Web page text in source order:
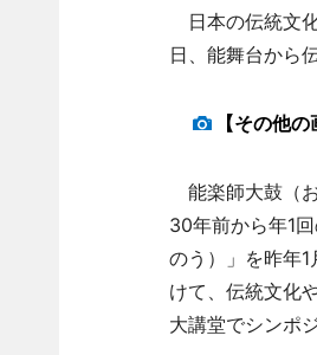
日本の伝統文
日、能舞台から
【その他
能楽師大鼓（
30年前から年1
のう）」を昨年
けて、伝統文化
大講堂でシンポ